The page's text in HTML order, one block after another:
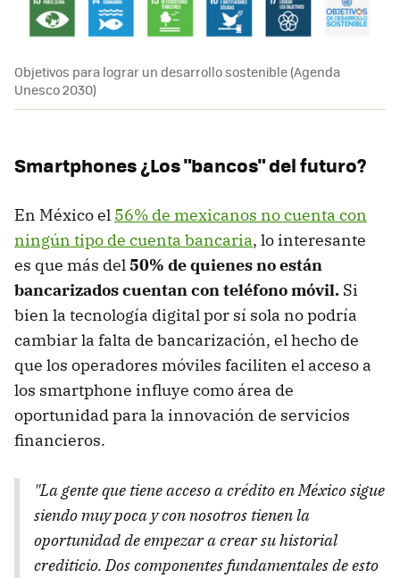
Objetivos para lograr un desarrollo sostenible (Agenda
Unesco 2030)
Smartphones ¿Los "bancos" del futuro?
En México el 56% de mexicanos no cuenta con
ningún tipo de cuenta bancaria, lo interesante
es que más del50% de quienes no están
bancarizados cuentan con teléfono móvil. Si
bien la tecnología digital por sí sola no podría
cambiar la falta de bancarización, el hecho de
que los operadores móviles faciliten el acceso a
los smartphone influye como área de
oportunidad para la innovación de servicios
financieros.
"La gente que tiene acceso a crédito en México sigue
siendo muy poca y con nosotros tienen la
oportunidad de empezar a crear su historial
crediticio. Dos componentes fundamentales de esto